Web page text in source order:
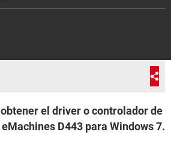
el driver o controlador de
D443 para Windows 7.